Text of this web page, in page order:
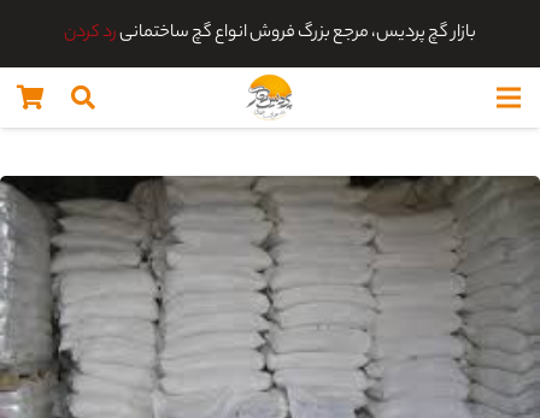
بازار گچ پردیس، مرجع بزرگ فروش انواع گچ ساختمانیرد کردن